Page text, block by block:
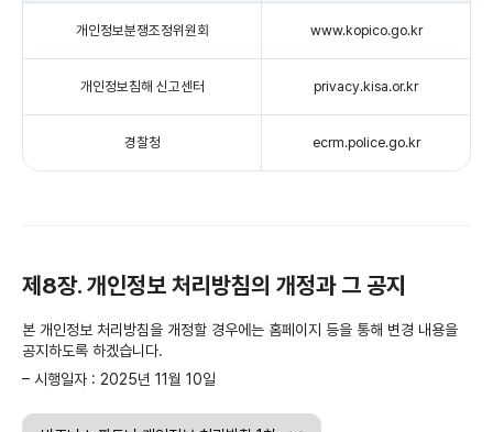
개인정보분쟁조정위원회 www.kopico.go.kr
개인정보침해 신고센터 privacy.kisa.or.kr
경찰청 ecrm.police.go.kr
제8장. 개인정보 처리방침의 개정과 그 공지
본 개인정보 처리방침을 개정할 경우에는 홈페이지 등을 통해 변경 내용을
공지하도록 하겠습니다.
– 시행일자 : 2025년 11월 10일